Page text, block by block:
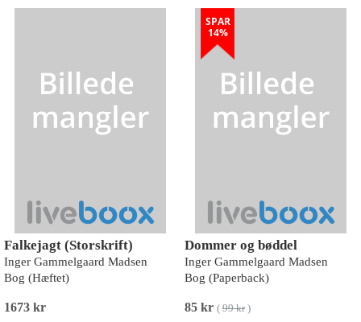
Falkejagt (Storskrift)
Inger Gammelgaard Madsen
Bog (Hæftet)
1673 kr
SPAR
14%
Dommer og bøddel
Inger Gammelgaard Madsen
Bog (Paperback)
85 kr ( 99 kr)